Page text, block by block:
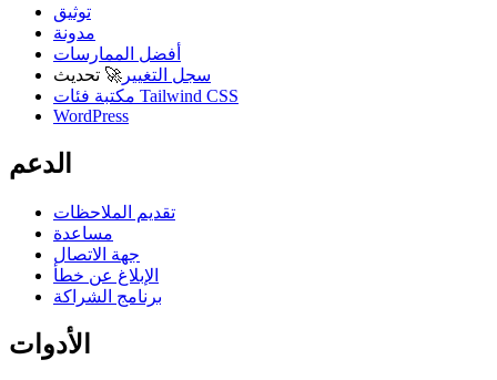
توثيق
مدونة
أفضل الممارسات
سجل التغيير 🚀 تحديث
مكتبة فئات Tailwind CSS
WordPress
الدعم
تقديم الملاحظات
مساعدة
جهة الاتصال
الإبلاغ عن خطأ
برنامج الشراكة
الأدوات